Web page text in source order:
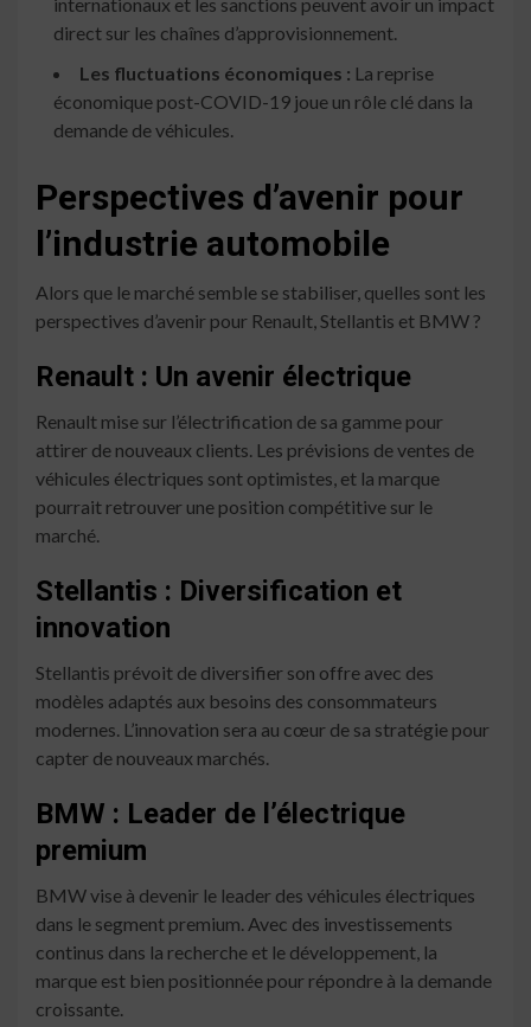
direct sur les chaînes d’approvisionnement.
Les fluctuations économiques : La reprise
économique post-COVID-19 joue un rôle clé dans la
demande de véhicules.
Perspectives d’avenir pour
l’industrie automobile
Alors que le marché semble se stabiliser, quelles sont les
perspectives d’avenir pour Renault, Stellantis et BMW ?
Renault : Un avenir électrique
Renault mise sur l’électrification de sa gamme pour
attirer de nouveaux clients. Les prévisions de ventes de
véhicules électriques sont optimistes, et la marque
pourrait retrouver une position compétitive sur le
marché.
Stellantis : Diversification et
innovation
Stellantis prévoit de diversifier son offre avec des
modèles adaptés aux besoins des consommateurs
modernes. L’innovation sera au cœur de sa stratégie pour
capter de nouveaux marchés.
BMW : Leader de l’électrique
premium
BMW vise à devenir le leader des véhicules électriques
dans le segment premium. Avec des investissements
continus dans la recherche et le développement, la
marque est bien positionnée pour répondre à la demande
croissante.